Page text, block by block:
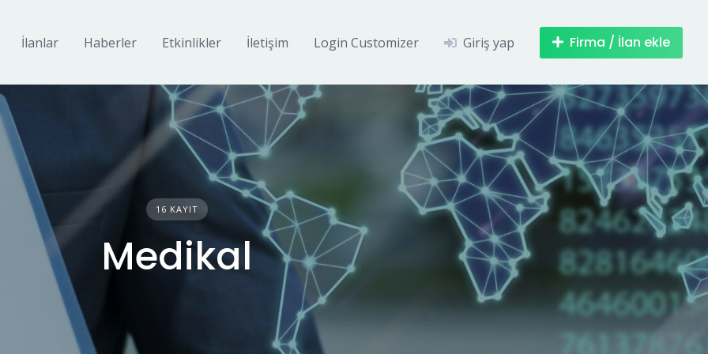
İlanlar Haberler Etkinlikler İletişim Login Customizer Giriş yap Firma / İlan ekle
16 KAYIT
Medikal